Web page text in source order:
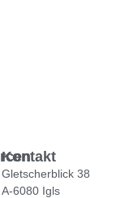
Kontakt
Gletscherblick 38
A-6080 Igls